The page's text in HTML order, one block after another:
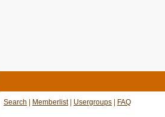
Search Memberlist| Usergroups FAQ